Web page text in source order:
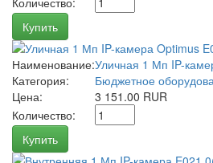
Купить
Наименование:Уличная 1 Мп IP-
Категория:
Бюджетное
Цена:
3 151.00 RUR
Количество:
Купить